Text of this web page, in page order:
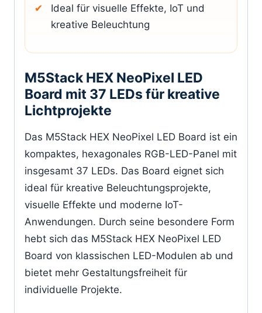
Ideal für visuelle Effekte, IoT und
kreative Beleuchtung
M5Stack HEX NeoPixel LED
Board mit 37 LEDs für kreative
Lichtprojekte
Das M5Stack HEX NeoPixel LED Board ist ein
kompaktes, hexagonales RGB-LED-Panel mit
insgesamt 37 LEDs. Das Board eignet sich
ideal für kreative Beleuchtungsprojekte,
visuelle Effekte und moderne IoT-
Anwendungen. Durch seine besondere Form
hebt sich das M5Stack HEX NeoPixel LED
Board von klassischen LED-Modulen ab und
bietet mehr Gestaltungsfreiheit für
individuelle Projekte.